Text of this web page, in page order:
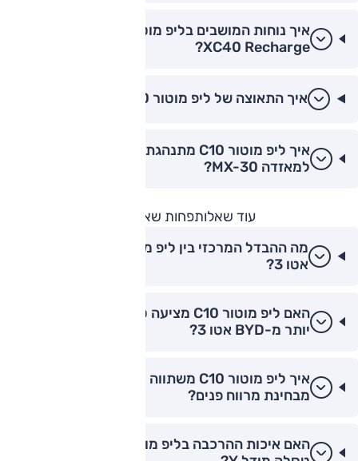
XC40 Recharge?
איך התאוצה של ליפ מוטור C10 לעומת קיה EV6?
איך ליפ מוטור C10 מתנהגת בסיבובים בהשוואה
למאזדה MX-30?
עוד שאלותפחות שאלות
אטו 3?
האם ליפ מוטור C10 מציעה טכנולוגיה מתקדמת
יותר מ-BYD אטו 3?
מבחינת מרווח פנים?